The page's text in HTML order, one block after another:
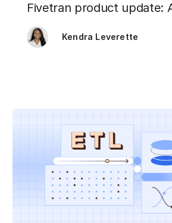
Fivetran product update:
Kendra Leverette